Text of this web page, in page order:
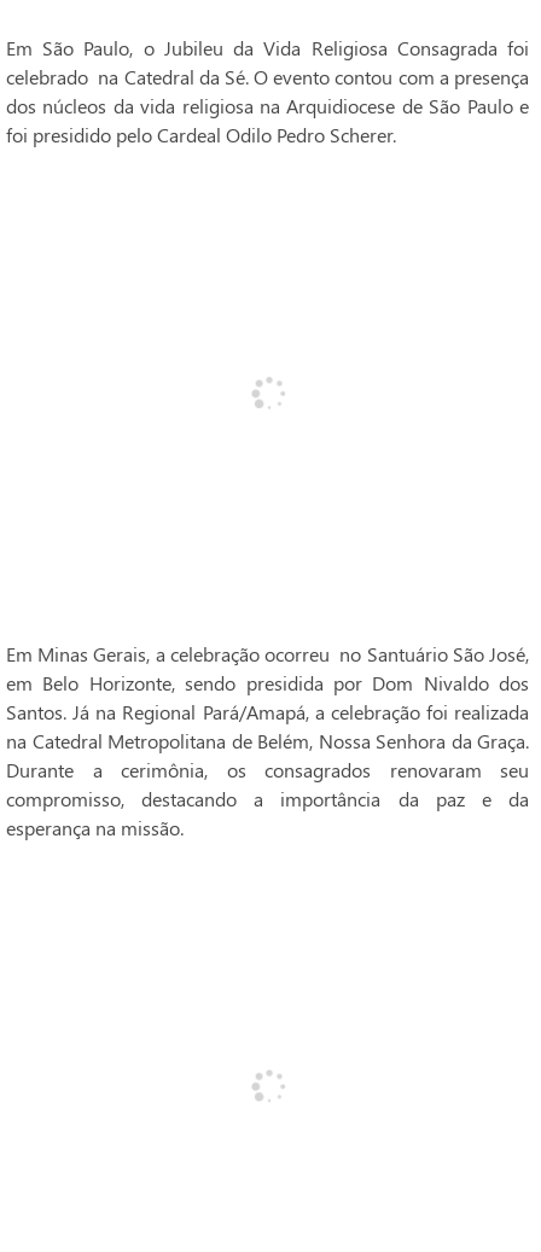
Em São Paulo, o Jubileu da Vida Religiosa Consagrada foi
celebrado na Catedral da Sé. O evento contou com a presença
dos núcleos da vida religiosa na Arquidiocese de São Paulo e
foi presidido pelo Cardeal Odilo Pedro Scherer.
Em Minas Gerais, a celebração ocorreu no Santuário São José,
em Belo Horizonte, sendo presidida por Dom Nivaldo dos
Santos. Já na Regional Pará/Amapá, a celebração foi realizada
na Catedral Metropolitana de Belém, Nossa Senhora da Graça.
Durante a cerimônia, os consagrados renovaram seu
compromisso, destacando a importância da paz e da
esperança na missão.